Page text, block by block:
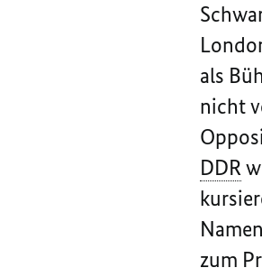
als
nicht
DDR
zum